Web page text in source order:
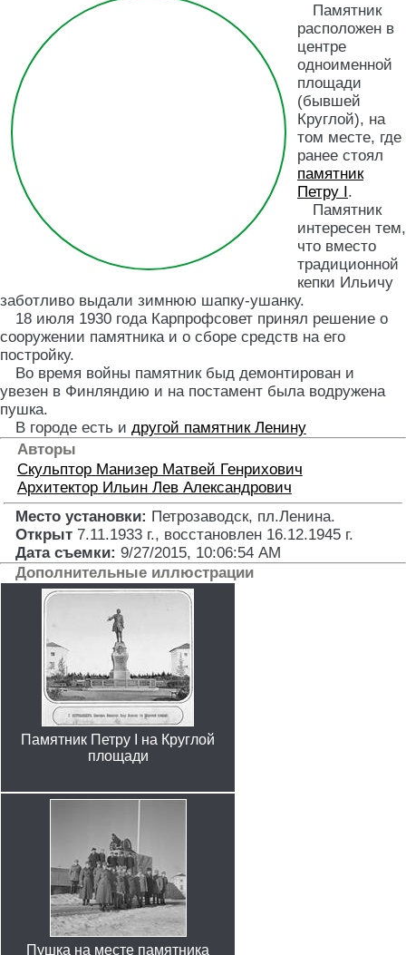
Памятник
расположен в
центре
одноименной
площади
(бывшей
Круглой), на
том месте, где
ранее стоял
памятник
Петру I.
Памятник
интересен тем,
что вместо
традиционной
кепки Ильичу
заботливо выдали зимнюю шапку-ушанку.
18 июля 1930 года Карпрофсовет принял решение о
сооружении памятника и о сборе средств на его
постройку.
Во время войны памятник быд демонтирован и
увезен в Финляндию и на постамент была водружена
пушка.
В городе есть и другой памятник Ленину
Авторы
Скульптор Манизер Матвей Генрихович
Архитектор Ильин Лев Александрович
Место установки: Петрозаводск, пл.Ленина.
Открыт 7.11.1933 г., восстановлен 16.12.1945 г.
Дата съемки: 9/27/2015, 10:06:54 AM
Дополнительные иллюстрации
Памятник Петру I на Круглой
площади
Пушка на месте памятника